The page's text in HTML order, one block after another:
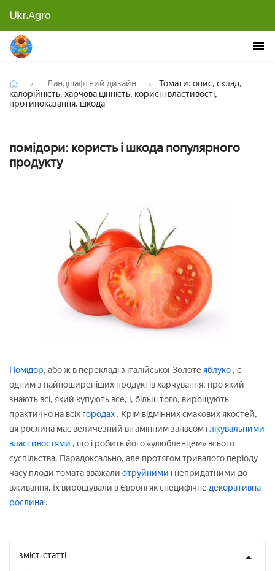
Ukr.Agroцінність, корисні властивості, протипоказання,
Ландшафтний дизайн
Томати: опис, склад,
калорійність, харчова цінність, корисні властивості,
протипоказання, шкода
помідори: користь і шкода популярного
продукту
Помідор, або ж в перекладі з італійської-Золоте яблуко , є
одним з найпоширеніших продуктів харчування, про який
знають всі, який купують все, і, більш того, вирощують
практично на всіх городах . Крім відмінних смакових якостей,
ця рослина має величезний вітамінним запасом ілікувальними
властивостями , що і робить його «улюбленцем» всього
суспільства. Парадоксально, але протягом тривалого періоду
часу плоди томата вважали отруйними і непридатними до
вживання. Їх вирощували в Європі як специфічне декоративна
рослина .
зміст статті